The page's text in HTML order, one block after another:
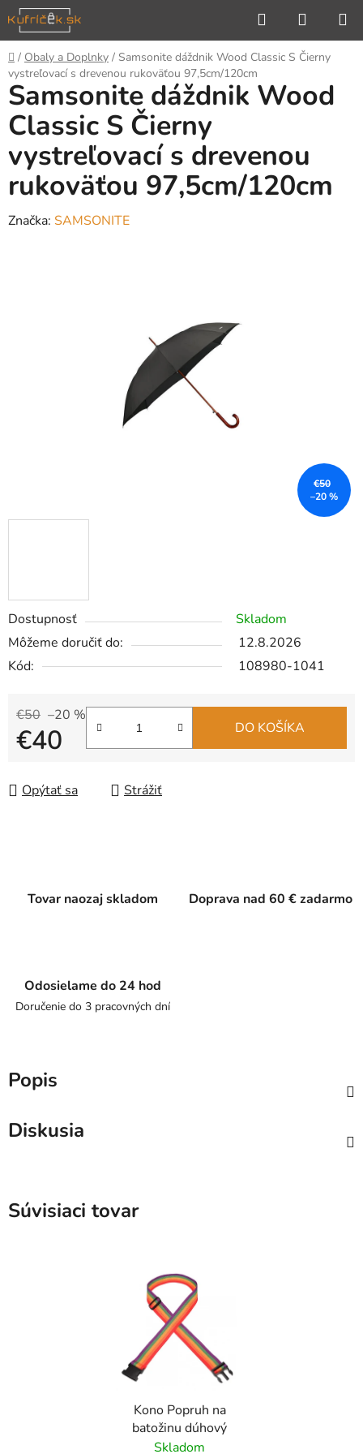
Prejsť
na
obsah
Hľadať
KOŠÍK
Domov
/ Obaly a Doplnky / Samsonite dáždnik Wood Classic S Čierny
vystreľovací s drevenou rukoväťou 97,5cm/120cm
Dostupnosť
Skladom
Môžeme doručiť do:
12.8.2026
Kód:
108980-1041
€50 –20 %
€40 DO KOŠÍKA
Opýtať sa Strážiť
Samsonite dáždnik Wood
Classic S Čierny
vystreľovací s drevenou
rukoväťou 97,5cm/120cm
Značka: SAMSONITE
€50
–20 %
Tovar naozaj skladom Doprava nad 60 € zadarmo
Odosielame do 24 hod
Doručenie do 3 pracovných dní
Popis
Diskusia
Súvisiaci tovar
Kono Popruh na
batožinu dúhový
Skladom